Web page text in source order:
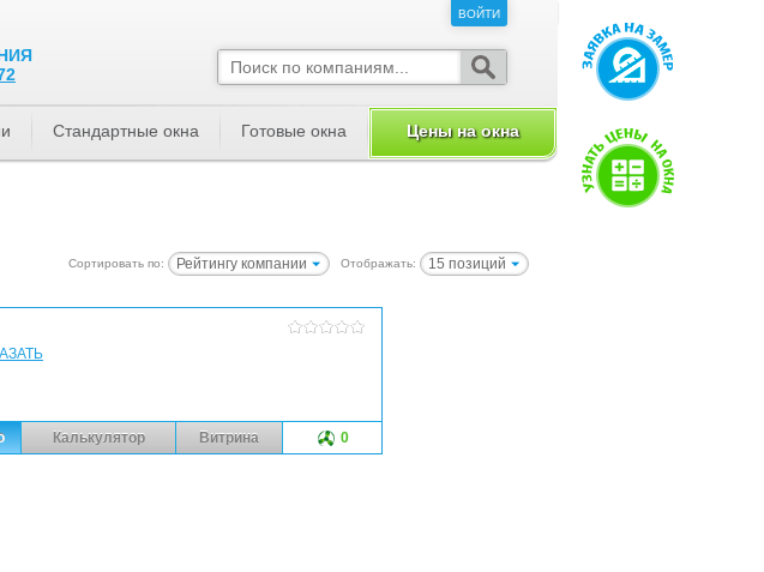
Сортировать по: Рейтингу компании Отображать: 15 позиций
Калькулятор Витрина 0
ВОЙТИ
Стандартные окна Готовые окна Цены на окна
ВОЙТИ